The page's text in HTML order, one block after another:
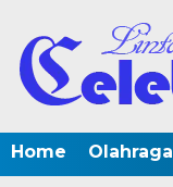
Home Olahraga